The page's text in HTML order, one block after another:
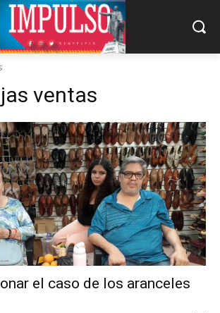
ventas
el caso de los aranceles